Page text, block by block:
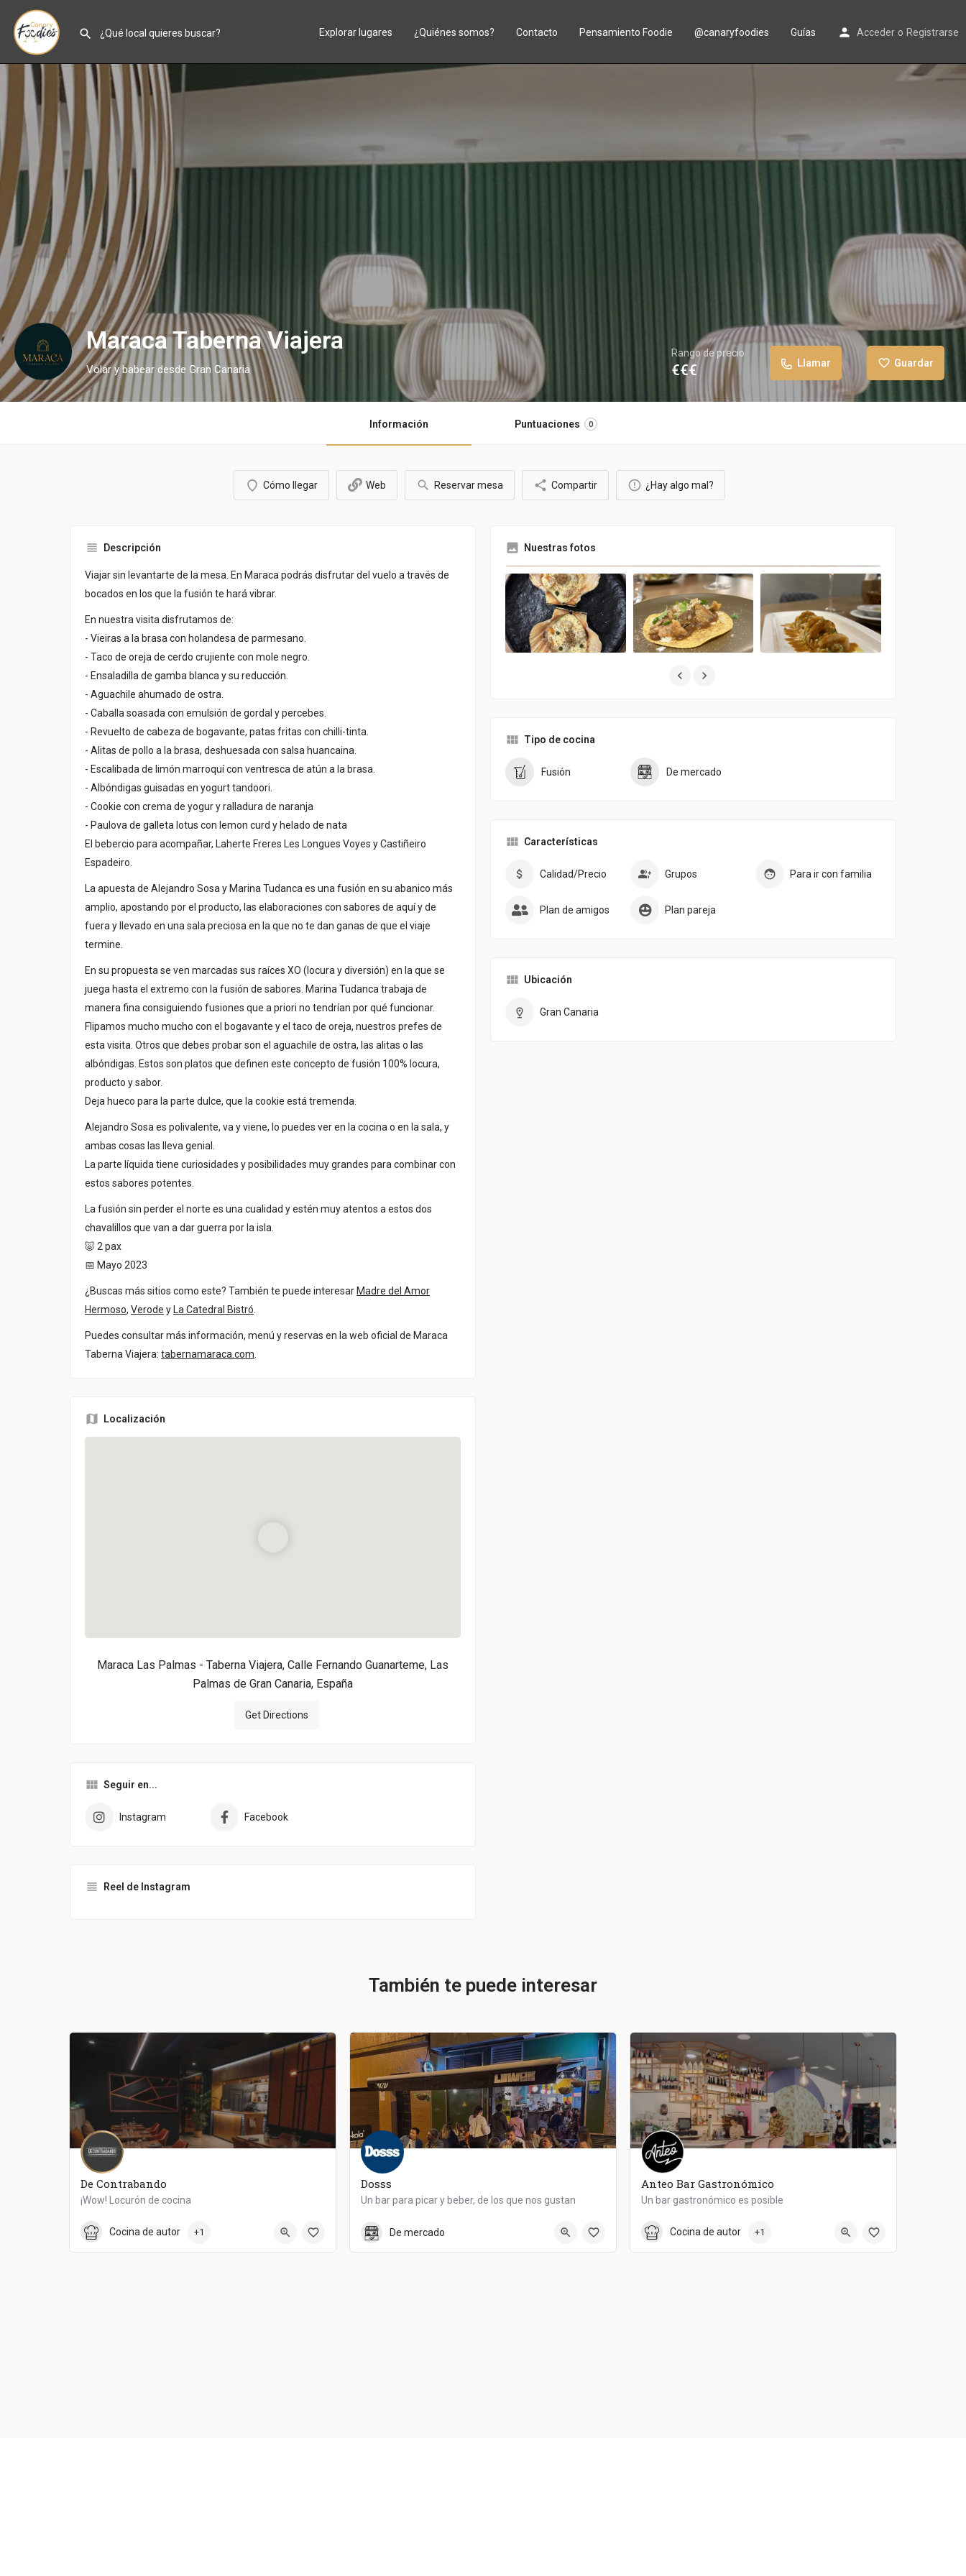
Explorar lugares ¿Quiénes somos? Contacto Pensamiento Foodie @canaryfoodies Guías Acceder o Registrarse
Maraca Taberna Viajera
Volar y babear desde Gran Canaria
Rango de precio
€€€ Llamar Guardar
Información Puntuaciones 0
Cómo llegar Web Reservar mesa Compartir ¿Hay algo mal?
Descripción
Viajar sin levantarte de la mesa. En Maraca podrás disfrutar del vuelo a través de
bocados en los que la fusión te hará vibrar.
En nuestra visita disfrutamos de:
- Vieiras a la brasa con holandesa de parmesano.
- Taco de oreja de cerdo crujiente con mole negro.
- Ensaladilla de gamba blanca y su reducción.
- Aguachile ahumado de ostra.
- Caballa soasada con emulsión de gordal y percebes.
- Revuelto de cabeza de bogavante, patas fritas con chilli-tinta.
- Alitas de pollo a la brasa, deshuesada con salsa huancaina.
- Escalibada de limón marroquí con ventresca de atún a la brasa.
- Albóndigas guisadas en yogurt tandoori.
- Cookie con crema de yogur y ralladura de naranja
- Paulova de galleta lotus con lemon curd y helado de nata
El bebercio para acompañar, Laherte Freres Les Longues Voyes y Castiñeiro
Espadeiro.
La apuesta de Alejandro Sosa y Marina Tudanca es una fusión en su abanico más
amplio, apostando por el producto, las elaboraciones con sabores de aquí y de
fuera y llevado en una sala preciosa en la que no te dan ganas de que el viaje
termine.
En su propuesta se ven marcadas sus raíces XO (locura y diversión) en la que se
juega hasta el extremo con la fusión de sabores. Marina Tudanca trabaja de
manera fina consiguiendo fusiones que a priori no tendrían por qué funcionar.
Flipamos mucho mucho con el bogavante y el taco de oreja, nuestros prefes de
esta visita. Otros que debes probar son el aguachile de ostra, las alitas o las
albóndigas. Estos son platos que definen este concepto de fusión 100% locura,
producto y sabor.
Deja hueco para la parte dulce, que la cookie está tremenda.
Alejandro Sosa es polivalente, va y viene, lo puedes ver en la cocina o en la sala, y
ambas cosas las lleva genial.
La parte líquida tiene curiosidades y posibilidades muy grandes para combinar con
estos sabores potentes.
La fusión sin perder el norte es una cualidad y estén muy atentos a estos dos
chavalillos que van a dar guerra por la isla.
🐷 2 pax
📅 Mayo 2023
¿Buscas más sitios como este? También te puede interesar Madre del Amor
Hermoso, Verode y La Catedral Bistró.
Puedes consultar más información, menú y reservas en la web oficial de Maraca
Taberna Viajera: tabernamaraca.com.
Localización
Maraca Las Palmas - Taberna Viajera, Calle Fernando Guanarteme, Las
Palmas de Gran Canaria, España
Get Directions
Seguir en...
Instagram Facebook
Reel de Instagram
Nuestras fotos
Tipo de cocina
Fusión De mercado
Características
Calidad/Precio Grupos Para ir con familia
Plan de amigos Plan pareja
Ubicación
Gran Canaria
También te puede interesar
De Contrabando
¡Wow! Locurón de cocina
Cocina de autor +1
Dosss
Un bar para picar y beber, de los que nos gustan
De mercado
Anteo Bar Gastronómico
Un bar gastronómico es posible
Cocina de autor +1